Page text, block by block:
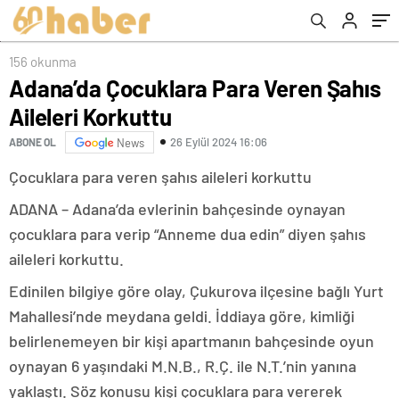
156 okunma
Adana’da Çocuklara Para Veren Şahıs
Aileleri Korkuttu
ABONE OL News 26 Eylül 2024 16:06
Çocuklara para veren şahıs aileleri korkuttu
ADANA – Adana’da evlerinin bahçesinde oynayan
çocuklara para verip “Anneme dua edin” diyen şahıs
aileleri korkuttu.
Edinilen bilgiye göre olay, Çukurova ilçesine bağlı Yurt
Mahallesi’nde meydana geldi. İddiaya göre, kimliği
belirlenemeyen bir kişi apartmanın bahçesinde oyun
oynayan 6 yaşındaki M.N.B., R.Ç. ile N.T.’nin yanına
yaklaştı. Söz konusu kişi çocuklara para vererek